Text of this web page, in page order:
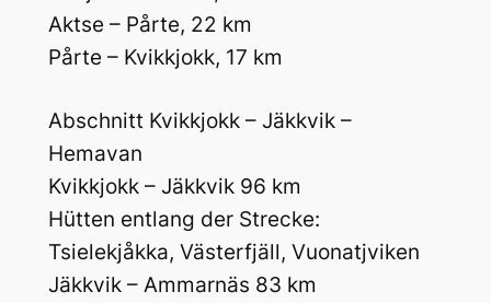
Aktse – Pårte, 22 km
Pårte – Kvikkjokk, 17 km
Abschnitt Kvikkjokk – Jäkkvik –
Hemavan
Kvikkjokk – Jäkkvik 96 km
Hütten entlang der Strecke:
Tsielekjåkka, Västerfjäll, Vuonatjviken
Jäkkvik – Ammarnäs 83 km